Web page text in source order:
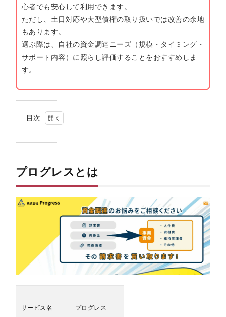
心者でも安心して利用できます。
ただし、土日対応や大型債権の取り扱いでは改善の余地
もあります。
選ぶ際は、自社の資金調達ニーズ（規模・タイミング・
サポート内容）に照らし評価することをおすすめしま
す。
目次
レ
ス
と
ミ、
評判
スの
プログレスとは
サービス名 プログレス